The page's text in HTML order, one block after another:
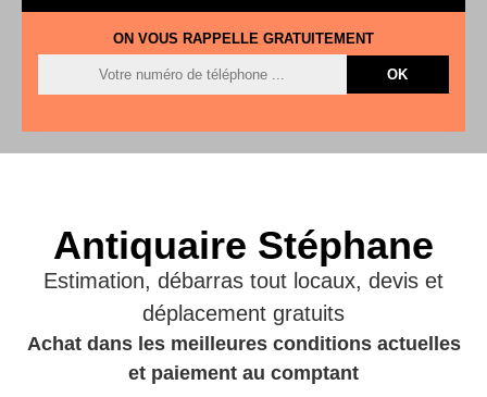
ON VOUS RAPPELLE GRATUITEMENT
Antiquaire Stéphane
Estimation, débarras tout locaux, devis et
déplacement gratuits
Achat dans les meilleures conditions actuelles
et paiement au comptant